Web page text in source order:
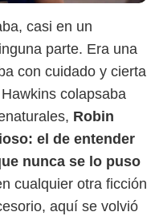
casi en un
parte. Era una
con cuidado y cierta
colapsaba
Robin
el de entender
nunca se lo puso
cualquier otra ficción
aquí se volvió